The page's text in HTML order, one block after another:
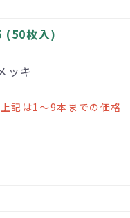
(50枚入)
ッキ
記は1～9本までの価格